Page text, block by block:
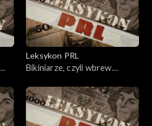
Leksykon PRL
Bikiniarze, czyli wbrew